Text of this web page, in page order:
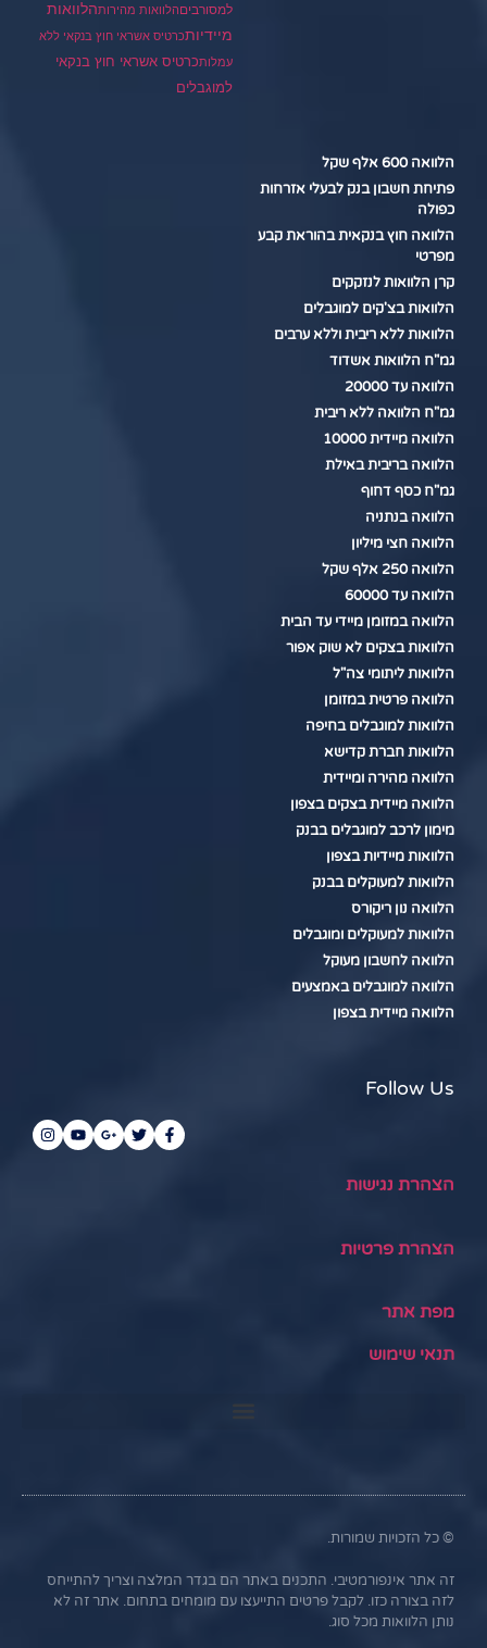
למסורביםהלוואות מהירותהלוואות
מיידיותכרטיס אשראי חוץ בנקאי ללא
עמלותכרטיס אשראי חוץ בנקאי
למוגבלים
הלוואה 600 אלף שקל
פתיחת חשבון בנק לבעלי אזרחות
כפולה
הלוואה חוץ בנקאית בהוראת קבע
מפרטי
קרן הלוואות לנזקקים
הלוואות בצ'קים למוגבלים
הלוואות ללא ריבית וללא ערבים
גמ"ח הלוואות אשדוד
הלוואה עד 20000
גמ"ח הלוואה ללא ריבית
הלוואה מיידית 10000
הלוואה בריבית באילת
גמ"ח כסף דחוף
הלוואה בנתניה
הלוואה חצי מיליון
הלוואה 250 אלף שקל
הלוואה עד 60000
הלוואה במזומן מיידי עד הבית
הלוואות בצקים לא שוק אפור
הלוואות ליתומי צה"ל
הלוואה פרטית במזומן
הלוואות למוגבלים בחיפה
הלוואות חברת קדישא
הלוואה מהירה ומיידית
הלוואה מיידית בצקים בצפון
מימון לרכב למוגבלים בבנק
הלוואות מיידיות בצפון
הלוואות למעוקלים בבנק
הלוואה נון ריקורס
הלוואות למעוקלים ומוגבלים
הלוואה לחשבון מעוקל
הלוואה למוגבלים באמצעים
הלוואה מיידית בצפון
Follow Us
הצהרת נגישות
הצהרת פרטיות
מפת אתר
תנאי שימוש
© כל הזכויות שמורות.
זה אתר אינפורמטיבי. התכנים באתר הם בגדר המלצה וצריך להתייחס
לזה בצורה כזו. לקבל פרטים התייעצו עם מומחים בתחום. אתר זה לא
נותן הלוואות מכל סוג.